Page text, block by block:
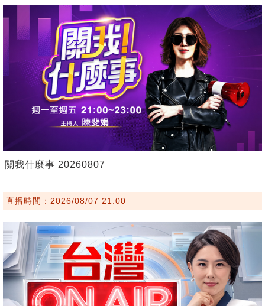
關我什麼事 20260807
直播時間：2026/08/07 21:00